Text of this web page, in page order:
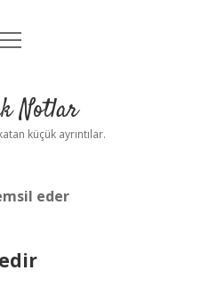
Uyarı
menüyü
Notlar
küçük ayrıntılar.
eder